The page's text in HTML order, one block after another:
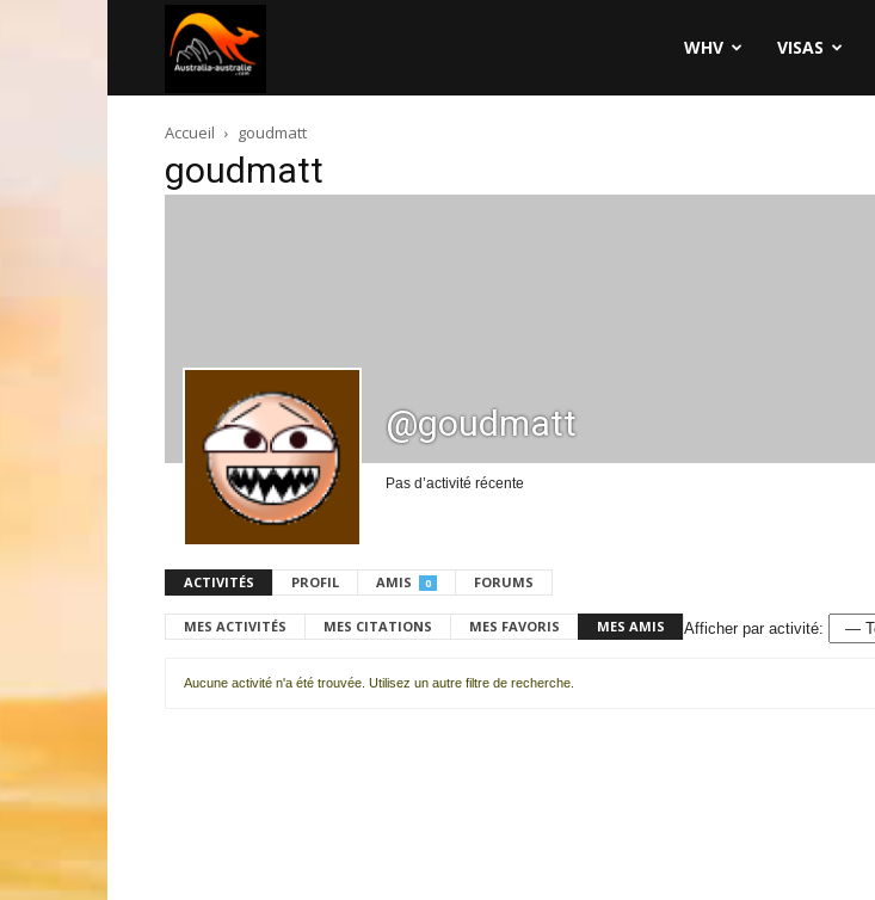
australie.com
WHV VISAS
Accueil goudmatt
goudmatt
@goudmatt
Pas d’activité récente
ACTIVITÉS PROFIL AMIS 0 FORUMS
MES ACTIVITÉS MES CITATIONS MES FAVORIS MES AMIS Afficher par activité:
Aucune activité n'a été trouvée. Utilisez un autre filtre de recherche.